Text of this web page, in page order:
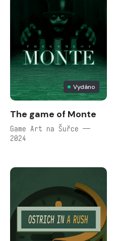
Vydáno
The game of Monte
Game Art na Šuřce —
2024